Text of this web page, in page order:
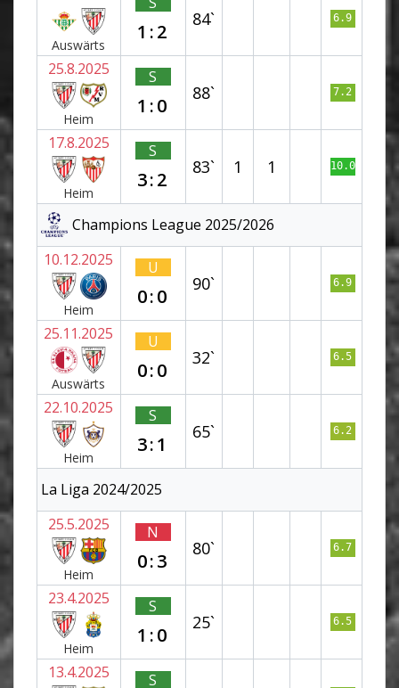
Auswärts
1:2
84` 6.9
25.8.2025
Heim
S
1:0
88` 7.2
17.8.2025
Heim
S
3:2
83` 1 1 10.0
Champions League 2025/2026
10.12.2025
Heim
U
0:0
90` 6.9
25.11.2025
Auswärts
U
0:0
32` 6.5
22.10.2025
Heim
S
3:1
65` 6.2
La Liga 2024/2025
25.5.2025
Heim
N
0:3
80` 6.7
23.4.2025
Heim
S
1:0
25` 6.5
13.4.2025 S